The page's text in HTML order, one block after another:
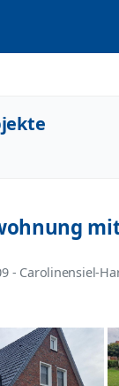
- Carolinensiel-